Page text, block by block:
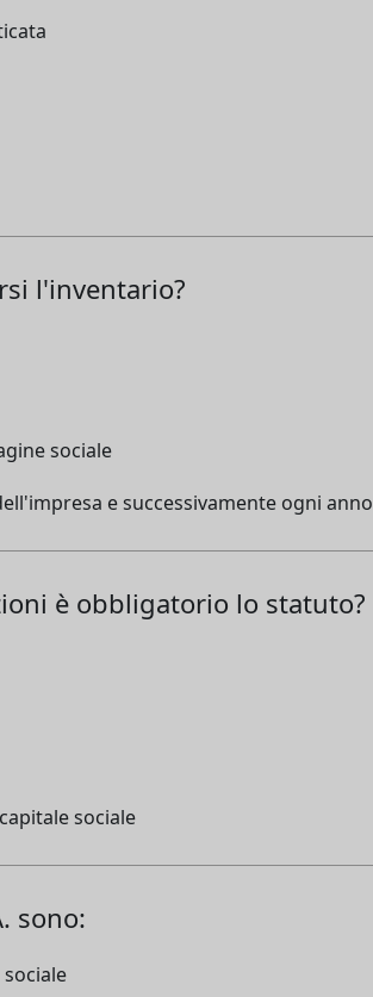
l'inventario?
sociale
e successivamente ogni anno
è obbligatorio lo statuto?
sociale
sono: